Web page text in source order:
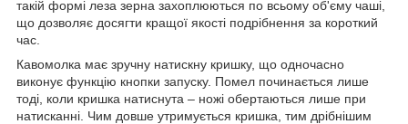
такій формі леза зерна захоплюються по всьому об'єму чаші,
що дозволяє досягти кращої якості подрібнення за короткий
час.
Кавомолка має зручну натискну кришку, що одночасно
виконує функцію кнопки запуску. Помел починається лише
тоді, коли кришка натиснута – ножі обертаються лише при
натисканні. Чим довше утримується кришка, тим дрібнішим